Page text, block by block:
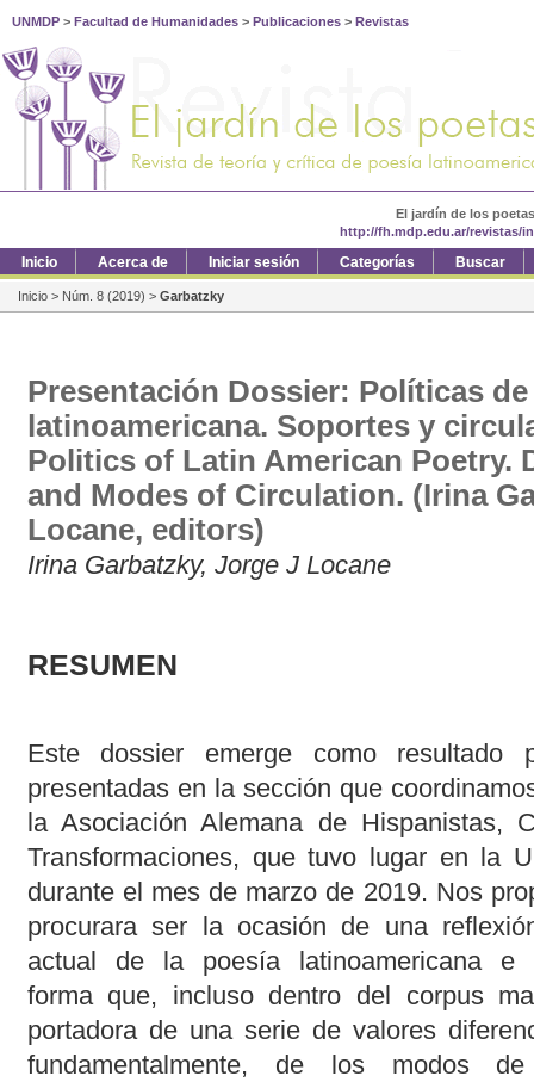
UNMDP > Facultad de Humanidades > Publicaciones > Revistas
El jardín de los
http://fh.mdp.edu.ar/revistas/
Inicio Acerca de Iniciar sesión Categorías Buscar
Inicio > Núm. 8 (2019) > Garbatzky
Presentación Dossier: Políticas
latinoamericana. Soportes y
Politics of Latin American Poetry.
and Modes of Circulation. (Irina
Locane, editors)
Irina Garbatzky, Jorge J Locane
RESUMEN
Este dossier emerge como resultado
presentadas en la sección que
la Asociación Alemana de Hispanistas,
Transformaciones, que tuvo lugar en la
durante el mes de marzo de 2019. Nos
procurara ser la ocasión de una
actual de la poesía latinoamericana e
forma que, incluso dentro del corpus
portadora de una serie de valores
fundamentalmente, de los modos de